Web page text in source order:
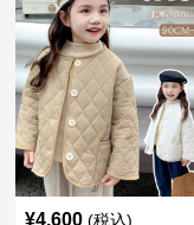
¥4,600 (税込)